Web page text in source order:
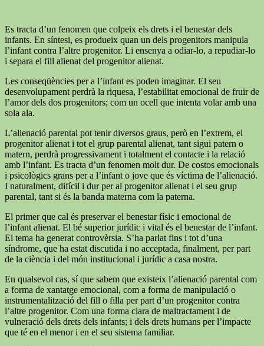
Es tracta d’un fenomen que colpeix els drets i el benestar dels
infants. En síntesi, es produeix quan un dels progenitors manipula
l’infant contra l’altre progenitor. Li ensenya a odiar-lo, a repudiar-lo
i separa el fill alienat del progenitor alienat.
Les conseqüències per a l’infant es poden imaginar. El seu
desenvolupament perdrà la riquesa, l’estabilitat emocional de fruir de
l’amor dels dos progenitors; com un ocell que intenta volar amb una
sola ala.
L’alienació parental pot tenir diversos graus, però en l’extrem, el
progenitor alienat i tot el grup parental alienat, tant sigui patern o
matern, perdrà progressivament i totalment el contacte i la relació
amb l’infant. Es tracta d’un fenomen molt dur. De costos emocionals
i psicològics grans per a l’infant o jove que és víctima de l’alienació.
I naturalment, difícil i dur per al progenitor alienat i el seu grup
parental, tant si és la banda materna com la paterna.
El primer que cal és preservar el benestar físic i emocional de
l’infant alienat. El bé superior jurídic i vital és el benestar de l’infant.
El tema ha generat controvèrsia. S’ha parlat fins i tot d’una
síndrome, que ha estat discutida i no acceptada, finalment, per part
de la ciència i del món institucional i jurídic a casa nostra.
En qualsevol cas, sí que sabem que existeix l’alienació parental com
a forma de xantatge emocional, com a forma de manipulació o
instrumentalització del fill o filla per part d’un progenitor contra
l’altre progenitor. Com una forma clara de maltractament i de
vulneració dels drets dels infants; i dels drets humans per l’impacte
que té en el menor i en el seu sistema familiar.